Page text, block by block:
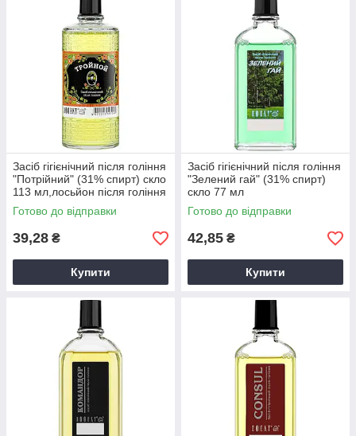
Засіб гігієнічний після гоління
"Потрійний" (31% спирт) скло
113 мл,лосьйон після гоління
Готово до відправки
39,28 ₴
Купити
Засіб гігієнічний після гоління
"Зелений гай" (31% спирт)
скло 77 мл
Готово до відправки
42,85 ₴
Купити